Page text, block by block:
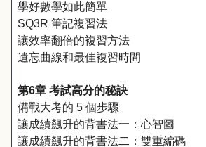
學好數學如此簡單
SQ3R 筆記複習法
讓效率翻倍的複習方法
遺忘曲線和最佳複習時間
第6章 考試高分的秘訣
備戰大考的 5 個步驟
讓成績飆升的背書法一：心智圖
讓成績飆升的背書法二：雙重編碼